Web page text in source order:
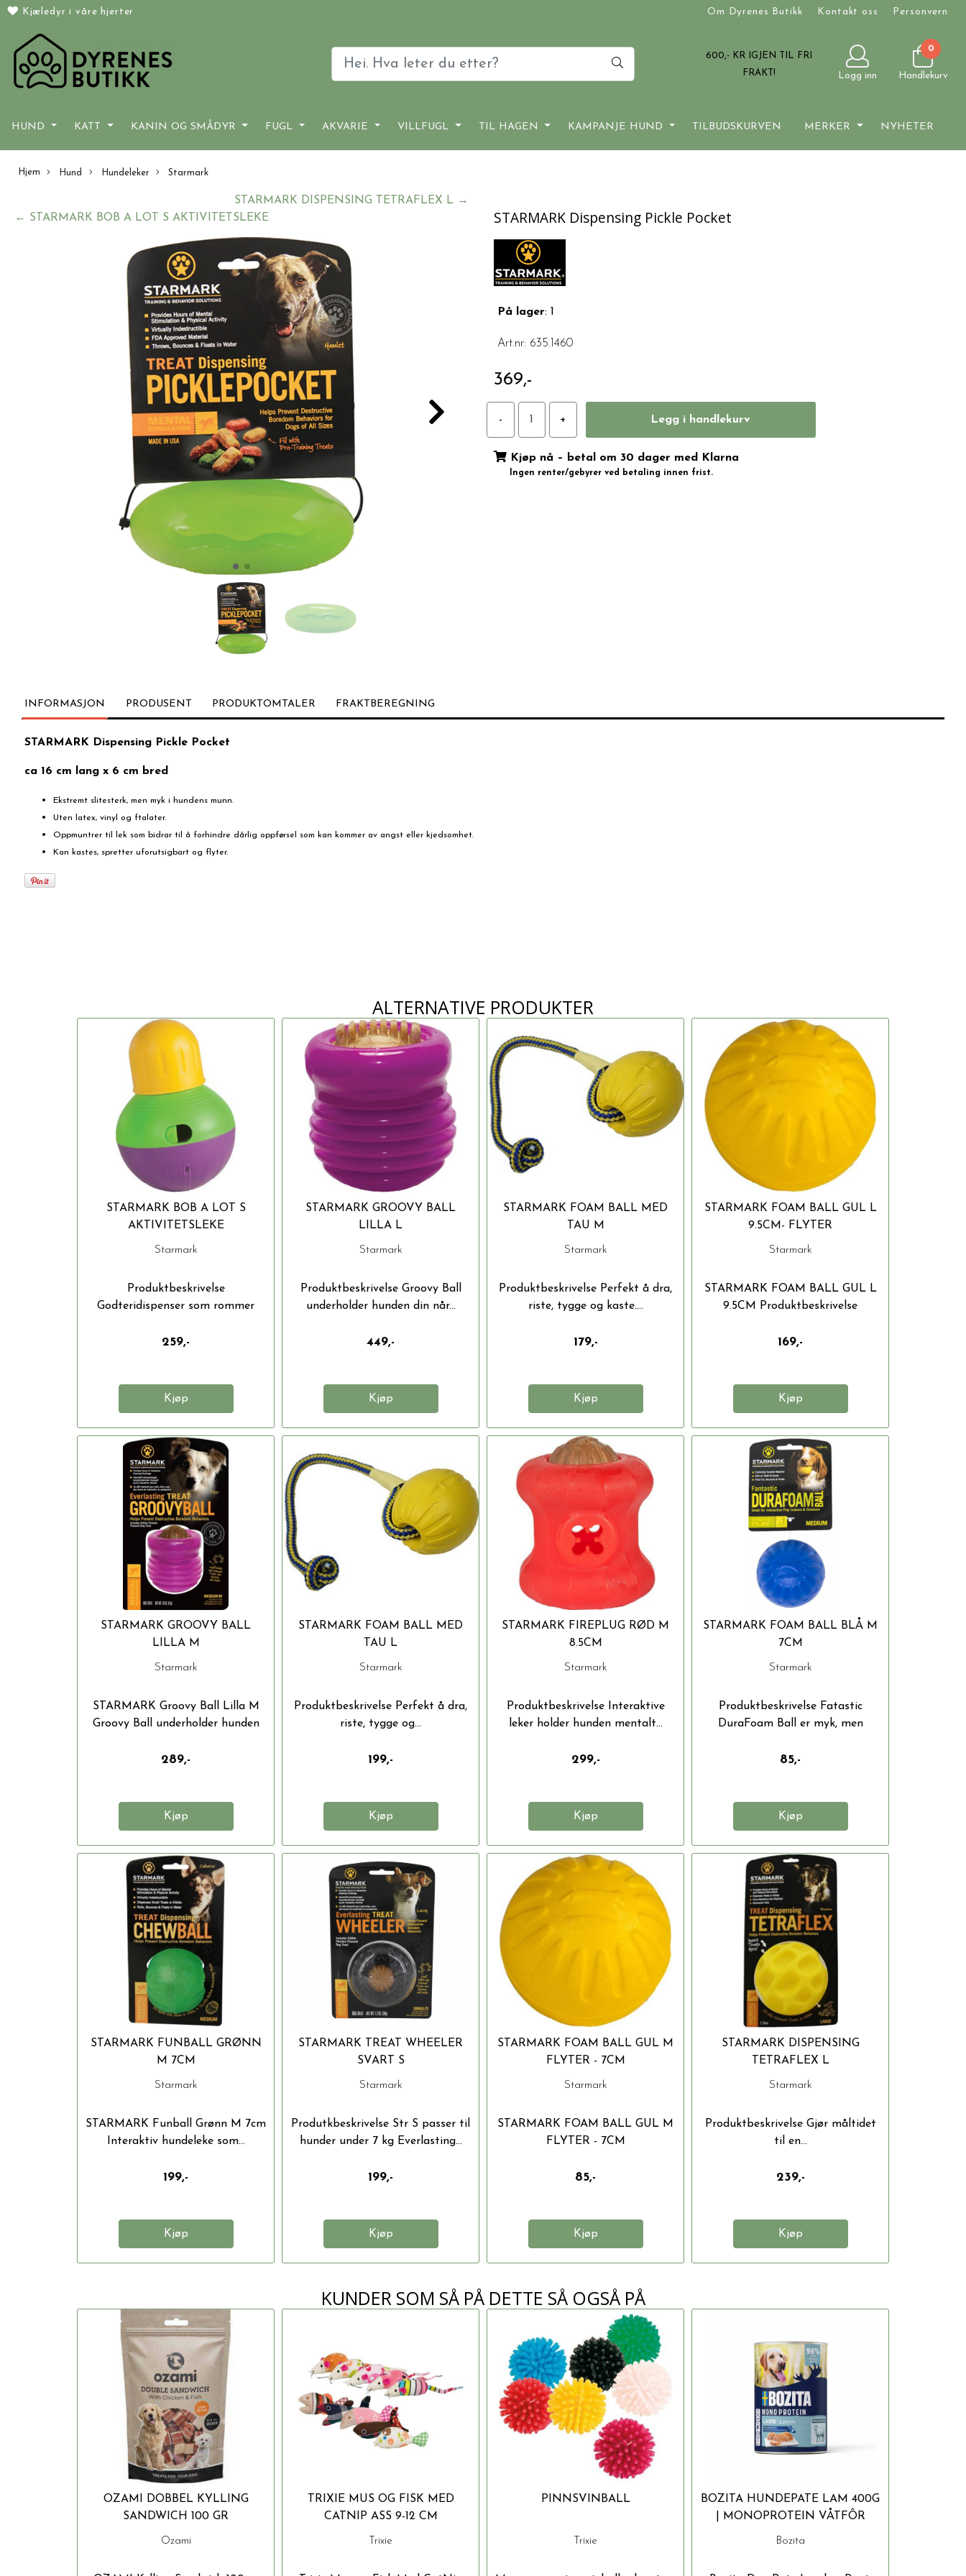
Kjæledyr i våre hjerter Om Dyrenes Butikk Kontakt oss Personvern
600,- KR IGJEN TIL FRI
FRAKT!
Logg inn
0
Handlekurv
HUND KATT KANIN OG SMÅDYR FUGL AKVARIE VILLFUGL TIL HAGEN KAMPANJE HUND TILBUDSKURVEN MERKER NYHETER
Hjem Hund Hundeleker Starmark
STARMARK DISPENSING TETRAFLEX L →
← STARMARK BOB A LOT S AKTIVITETSLEKE
STARMARK Dispensing Pickle Pocket
På lager: 1
Art.nr: 635.1460
369,-
Legg i handlekurv
Kjøp nå – betal om 30 dager med Klarna
Ingen renter/gebyrer ved betaling innen frist.
INFORMASJON PRODUSENT PRODUKTOMTALER FRAKTBEREGNING
STARMARK Dispensing Pickle Pocket
ca 16 cm lang x 6 cm bred
Ekstremt slitesterk, men myk i hundens munn.
Uten latex, vinyl og ftalater.
Oppmuntrer til lek som bidrar til å forhindre dårlig oppførsel som kan kommer av angst eller kjedsomhet.
Kan kastes, spretter uforutsigbart og flyter.
ALTERNATIVE PRODUKTER
STARMARK BOB A LOT S
AKTIVITETSLEKE
Starmark
Produktbeskrivelse
Godteridispenser som rommer
259,-
Kjøp
STARMARK GROOVY BALL
LILLA L
Starmark
Produktbeskrivelse Groovy Ball
underholder hunden din når...
449,-
Kjøp
STARMARK FOAM BALL MED
TAU M
Starmark
Produktbeskrivelse Perfekt å dra,
riste, tygge og kaste....
179,-
Kjøp
STARMARK FOAM BALL GUL L
9.5CM- FLYTER
Starmark
STARMARK FOAM BALL GUL L
9.5CM Produktbeskrivelse
169,-
Kjøp
STARMARK GROOVY BALL
LILLA M
Starmark
STARMARK Groovy Ball Lilla M
Groovy Ball underholder hunden
289,-
Kjøp
STARMARK FOAM BALL MED
TAU L
Starmark
Produktbeskrivelse Perfekt å dra,
riste, tygge og...
199,-
Kjøp
STARMARK FIREPLUG RØD M
8.5CM
Starmark
Produktbeskrivelse Interaktive
leker holder hunden mentalt...
299,-
Kjøp
STARMARK FOAM BALL BLÅ M
7CM
Starmark
Produktbeskrivelse Fatastic
DuraFoam Ball er myk, men
85,-
Kjøp
STARMARK FUNBALL GRØNN
M 7CM
Starmark
STARMARK Funball Grønn M 7cm
Interaktiv hundeleke som...
199,-
Kjøp
STARMARK TREAT WHEELER
SVART S
Starmark
Produtkbeskrivelse Str S passer til
hunder under 7 kg Everlasting...
199,-
Kjøp
STARMARK FOAM BALL GUL M
FLYTER - 7CM
Starmark
STARMARK FOAM BALL GUL M
FLYTER - 7CM
85,-
Kjøp
STARMARK DISPENSING
TETRAFLEX L
Starmark
Produktbeskrivelse Gjør måltidet
til en...
239,-
Kjøp
KUNDER SOM SÅ PÅ DETTE SÅ OGSÅ PÅ
OZAMI DOBBEL KYLLING
SANDWICH 100 GR
Ozami
TRIXIE MUS OG FISK MED
CATNIP ASS 9-12 CM
Trixie
PINNSVINBALL
Trixie
BOZITA HUNDEPATE LAM 400G
| MONOPROTEIN VÅTFÔR
Bozita